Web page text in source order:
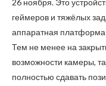
26 ноября. Это
геймеров и тяжёлых
аппаратная
Тем не менее на
возможности камеры,
полностью сдавать